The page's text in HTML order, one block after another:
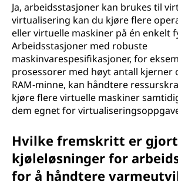
Ja, arbeidsstasjoner kan brukes til
virtualisering kan du kjøre flere
eller virtuelle maskiner på én enkelt
Arbeidsstasjoner med robuste
maskinvarespesifikasjoner, for
prosessorer med høyt antall kjerner
RAM-minne, kan håndtere
kjøre flere virtuelle maskiner
dem egnet for
Hvilke fremskritt er
kjøleløsninger for
for å håndtere